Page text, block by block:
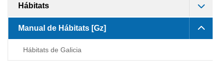
Hábitats
Manual de Hábitats [Gz]
Hábitats de Galicia